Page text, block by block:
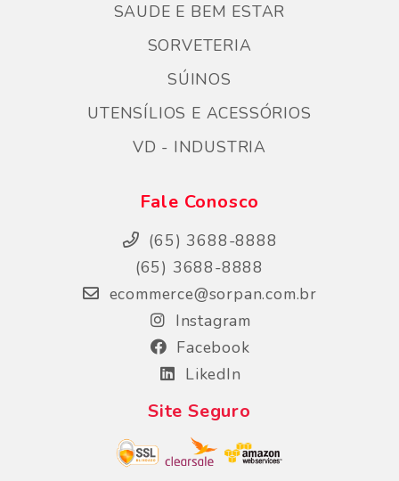
SAUDE E BEM ESTAR
SORVETERIA
SÚINOS
UTENSÍLIOS E ACESSÓRIOS
VD - INDUSTRIA
Fale Conosco
(65) 3688-8888
(65) 3688-8888
ecommerce@sorpan.com.br
Instagram
Facebook
LikedIn
Site Seguro